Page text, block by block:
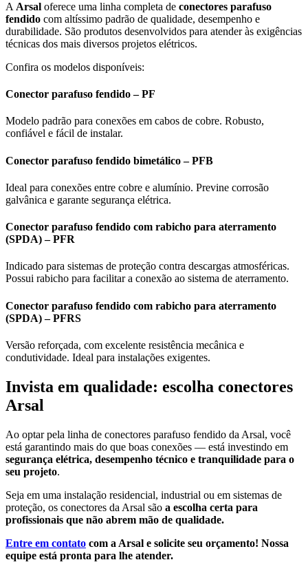
A Arsal oferece uma linha completa de conectores parafuso
fendido com altíssimo padrão de qualidade, desempenho e
durabilidade. São produtos desenvolvidos para atender às exigências
técnicas dos mais diversos projetos elétricos.
Confira os modelos disponíveis:
Conector parafuso fendido – PF
Modelo padrão para conexões em cabos de cobre. Robusto,
confiável e fácil de instalar.
Conector parafuso fendido bimetálico – PFB
Ideal para conexões entre cobre e alumínio. Previne corrosão
galvânica e garante segurança elétrica.
Conector parafuso fendido com rabicho para aterramento
(SPDA) – PFR
Indicado para sistemas de proteção contra descargas atmosféricas.
Possui rabicho para facilitar a conexão ao sistema de aterramento.
Conector parafuso fendido com rabicho para aterramento
(SPDA) – PFRS
Versão reforçada, com excelente resistência mecânica e
condutividade. Ideal para instalações exigentes.
Invista em qualidade: escolha conectores
Arsal
Ao optar pela linha de conectores parafuso fendido da Arsal, você
está garantindo mais do que boas conexões — está investindo em
segurança elétrica, desempenho técnico e tranquilidade para o
seu projeto.
Seja em uma instalação residencial, industrial ou em sistemas de
proteção, os conectores da Arsal são a escolha certa para
profissionais que não abrem mão de qualidade.
Entre em contato com a Arsal e solicite seu orçamento! Nossa
equipe está pronta para lhe atender.